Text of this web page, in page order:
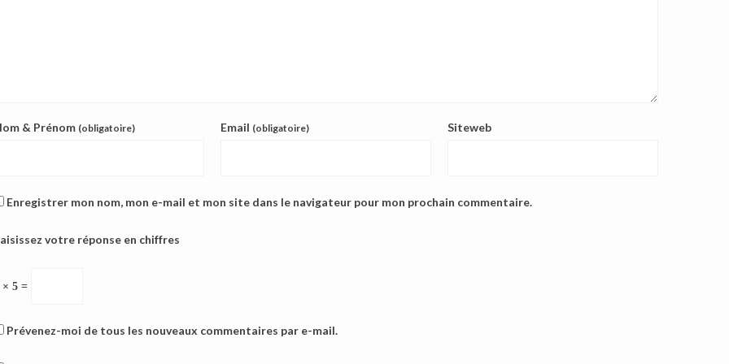
& Prénom (obligatoire) Email (obligatoire) Siteweb
Enregistrer mon nom, mon e-mail et mon site dans le navigateur pour mon prochain commentaire.
votre réponse en chiffres
× 5 =
Prévenez-moi de tous les nouveaux commentaires par e-mail.